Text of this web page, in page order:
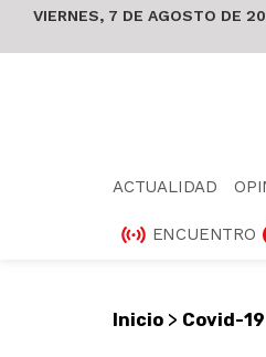
VIERNES, 7 DE AGOSTO DE
ACTUALIDAD
ENCUENTRO
Inicio > Covid-19